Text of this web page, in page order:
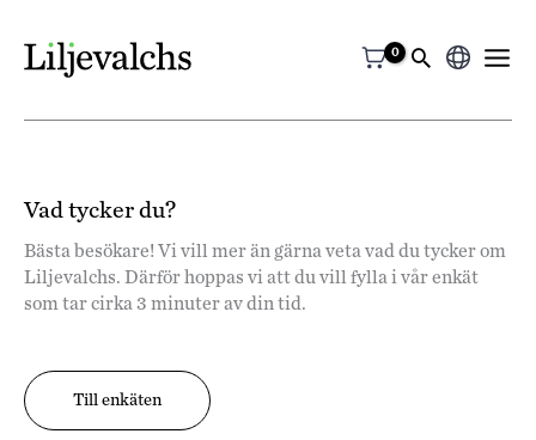
Välj
ett
Vad tycker du?
Bästa besökare! Vi vill mer än gärna veta vad du tycker om
Liljevalchs. Därför hoppas vi att du vill fylla i vår enkät
som tar cirka 3 minuter av din tid.
Till enkäten